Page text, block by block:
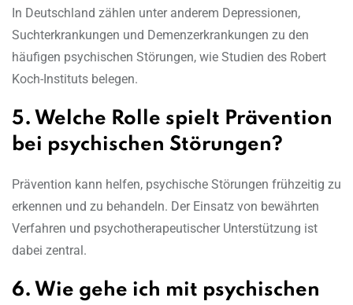
In Deutschland zählen unter anderem Depressionen,
Suchterkrankungen und Demenzerkrankungen zu den
häufigen psychischen Störungen, wie Studien des Robert
Koch-Instituts belegen.
5. Welche Rolle spielt Prävention
bei psychischen Störungen?
Prävention kann helfen, psychische Störungen frühzeitig zu
erkennen und zu behandeln. Der Einsatz von bewährten
Verfahren und psychotherapeutischer Unterstützung ist
dabei zentral.
6. Wie gehe ich mit psychischen